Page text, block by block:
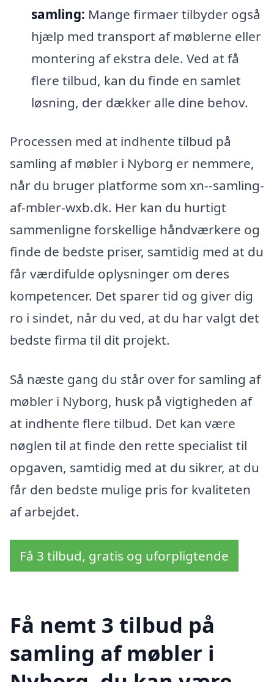
samling: Mange firmaer tilbyder også
hjælp med transport af møblerne eller
montering af ekstra dele. Ved at få
flere tilbud, kan du finde en samlet
løsning, der dækker alle dine behov.
Processen med at indhente tilbud på
samling af møbler i Nyborg er nemmere,
når du bruger platforme som xn--samling-
af-mbler-wxb.dk. Her kan du hurtigt
sammenligne forskellige håndværkere og
finde de bedste priser, samtidig med at du
får værdifulde oplysninger om deres ​​
kompetencer. Det sparer tid og giver dig
ro i sindet, når du ved, at du har valgt det
bedste firma til dit projekt.
Så næste gang du står over for samling af
møbler i Nyborg, husk på vigtigheden af
at indhente flere tilbud. Det kan være
nøglen til at finde den rette specialist til
opgaven, samtidig med at du sikrer, at du
får den bedste mulige pris for kvaliteten
af arbejdet.
Få 3 tilbud, gratis og uforpligtende
Få nemt 3 tilbud på
samling af møbler i